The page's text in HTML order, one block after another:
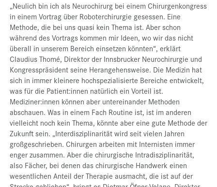
Service-Links
de |
en
„Neulich bin ich als Neurochirurg bei einem Chirurgenkongress
in einem Vortrag über Roboterchirurgie gesessen. Eine
Methode, die bei uns quasi kein Thema ist. Aber schon
während des Vortrags kommen mir Ideen, wo wir das nicht
überall in unserem Bereich einsetzen könnten“, erklärt
Claudius Thomé, Direktor der Innsbrucker Neurochirurgie und
Kongresspräsident seine Herangehensweise. Die Medizin hat
sich in immer kleinere hochspezialisierte Bereiche entwickelt,
was für die Patient:innen natürlich ein Vorteil ist.
Mediziner:innen können aber untereinander Methoden
abschauen. Was in einem Fach Routine ist, ist im anderen
vielleicht noch kein Thema, könnte aber eine gute Methode der
Zukunft sein. „Interdisziplinarität wird seit vielen Jahren
großgeschrieben. Chirurgen arbeiten mit Internisten immer
enger zusammen. Aber die chirurgische Intradisziplinarität,
also Fächer, bei denen das chirurgische Handwerk einen
wesentlichen Anteil der Therapie ausmacht, die ist auf der